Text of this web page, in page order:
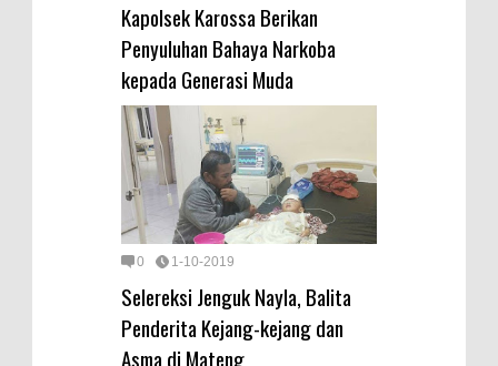
Kapolsek Karossa Berikan
Penyuluhan Bahaya Narkoba
kepada Generasi Muda
0 1-10-2019
Selereksi Jenguk Nayla, Balita
Penderita Kejang-kejang dan
Asma di Mateng